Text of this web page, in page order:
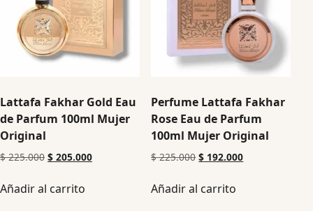
Lattafa Fakhar Gold Eau
de Parfum 100ml Mujer
Original
$225.000 $ 205.000
Añadir al carrito
Perfume Lattafa Fakhar
Rose Eau de Parfum
100ml Mujer Original
$225.000 $ 192.000
Añadir al carrito